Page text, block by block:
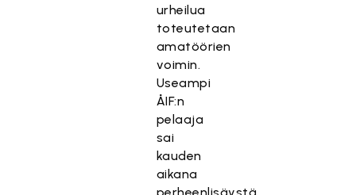
urheilua
toteutetaan
amatöörien
voimin.
Useampi
ÅIF:n
pelaaja
sai
kauden
aikana